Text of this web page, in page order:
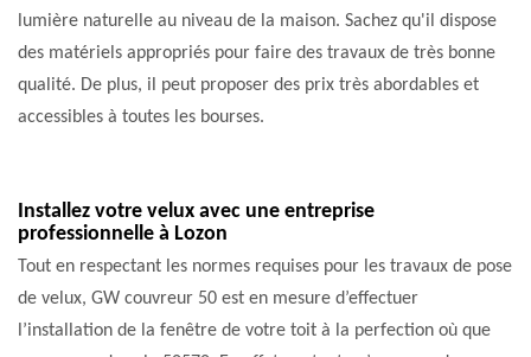
lumière naturelle au niveau de la maison. Sachez qu'il dispose
des matériels appropriés pour faire des travaux de très bonne
qualité. De plus, il peut proposer des prix très abordables et
accessibles à toutes les bourses.
Installez votre velux avec une entreprise
professionnelle à Lozon
Tout en respectant les normes requises pour les travaux de pose
de velux, GW couvreur 50 est en mesure d’effectuer
l’installation de la fenêtre de votre toit à la perfection où que